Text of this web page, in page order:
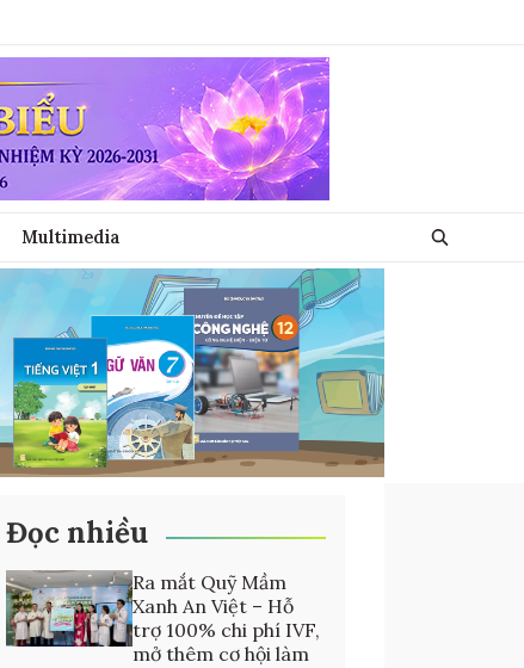
Multimedia
Đọc nhiều
Ra mắt Quỹ Mầm
Xanh An Việt – Hỗ
trợ 100% chi phí IVF,
mở thêm cơ hội làm